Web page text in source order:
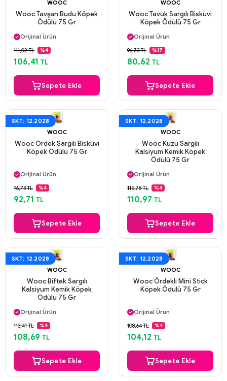
WOOC
Wooc Tavşan Budu Köpek
Ödülü 75 Gr
Aynı Gün Kargo
Orijinal Ürün
Güvenli Ödeme
Aynı Gün Kargo
111,02 TL %4
106,41 TL
Sepete Ekle
WOOC
Wooc Tavuk Sargılı Bisküvi
Köpek Ödülü 75 Gr
Aynı Gün Kargo
Orijinal Ürün
Güvenli Ödeme
Aynı Gün Kargo
96,73 TL %17
80,62 TL
Sepete Ekle
SKT: 12.2028
WOOC
Wooc Ördek Sargılı Bisküvi
Köpek Ödülü 75 Gr
Orijinal Ürün
Güvenli Ödeme
Aynı Gün Kargo
96,73 TL %4
92,71 TL
Sepete Ekle
SKT: 12.2028
WOOC
Wooc Kuzu Sargılı
Kalsiyum Kemik Köpek
Ödülü 75 Gr
Aynı Gün Kargo
Orijinal Ürün
Güvenli Ödeme
Aynı Gün Kargo
115,78 TL %4
110,97 TL
Sepete Ekle
SKT: 12.2028
WOOC
Wooc Biftek Sargılı
Kalsiyum Kemik Köpek
Ödülü 75 Gr
Aynı Gün Kargo
Orijinal Ürün
Güvenli Ödeme
Aynı Gün Kargo
113,41 TL %4
108,69 TL
Sepete Ekle
SKT: 12.2028
WOOC
Wooc Ördekli Mini Stick
Köpek Ödülü 75 Gr
Orijinal Ürün
Güvenli Ödeme
Aynı Gün Kargo
108,64 TL %4
104,12 TL
Sepete Ekle